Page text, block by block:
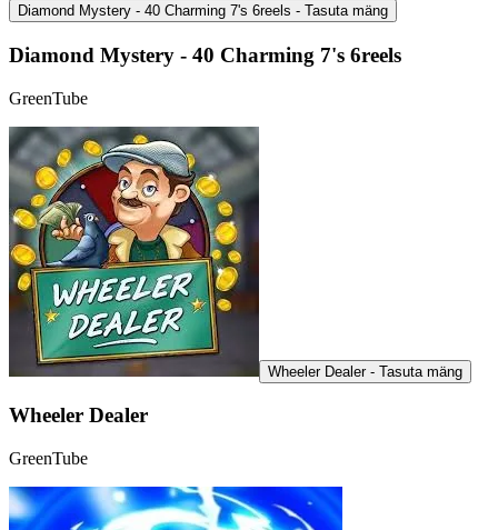
Diamond Mystery - 40 Charming 7's 6reels - Tasuta mäng
Diamond Mystery - 40 Charming 7's 6reels
GreenTube
Wheeler Dealer - Tasuta mäng
Wheeler Dealer
GreenTube